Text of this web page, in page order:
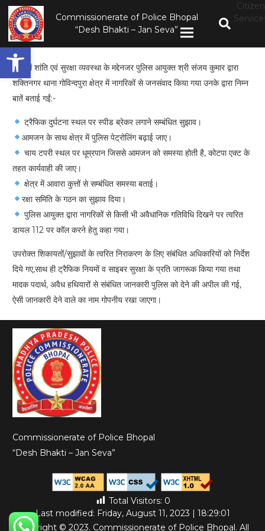
Open toolbar
Commissionerate of Police Bhopal
“Desh Bhakti – Jan Seva”
Citizen
शहर में शांति एवं सुरक्षा व्यवस्था के मद्देनजर पुलिस आयुक्त श्री संजय कुमार द्वारा
शक्तिनगर थाना गोविन्दपुरा क्षेत्र में नागरिकों से जनसंवाद किया गया उनके द्वारा निम्न
बातें बताई गईं:-
ट्रैफिक दुर्घटना स्थल पर स्पीड ब्रेकर लगाने सम्बंधित सुझाव।
आमजन के साथ क्षेत्र में पुलिस पेट्रोलिंग बढ़ाई जाए।
चाय टपरी स्थल पर धूम्रपान जिससे आमजन को समस्या होती है, कोटपा एक्ट के
तहत कार्यवाही की जाए।
क्षेत्र में आवारा कुत्तों से सम्बंधित समस्या बताई।
रक्षा समिति के गठन का सुझाव दिया।
पुलिस आयुक्त द्वारा नागरिकों से किसी भी अवैधानिक गतिविधि दिखने पर त्वरित
डायल 112 पर कॉल करने हेतु कहा गया।
उपरोक्त शिकायतों/सुझावों के त्वरित निराकरण के लिए संबंधित अधिकारियों को निर्देश
दिये गए,साथ ही ट्रैफिक नियमों व साइबर सुरक्षा के प्रति जागरूक किया गया तथा
मादक पदार्थ, अवैध हथियारों से संबंधित जानकारी पुलिस को देने की अपील की गई,
ऐसी जानकारी देने वाले का नाम गोपनीय रखा जाएगा।
Commissionerate of Police Bhopal
“Desh Bhakti – Jan Seva”
Total Visitors: 0
Last modified: Friday, August 11, 2023 | 18:29:01
Copyright © 2023. Commissionerate of Police Bhopal. All